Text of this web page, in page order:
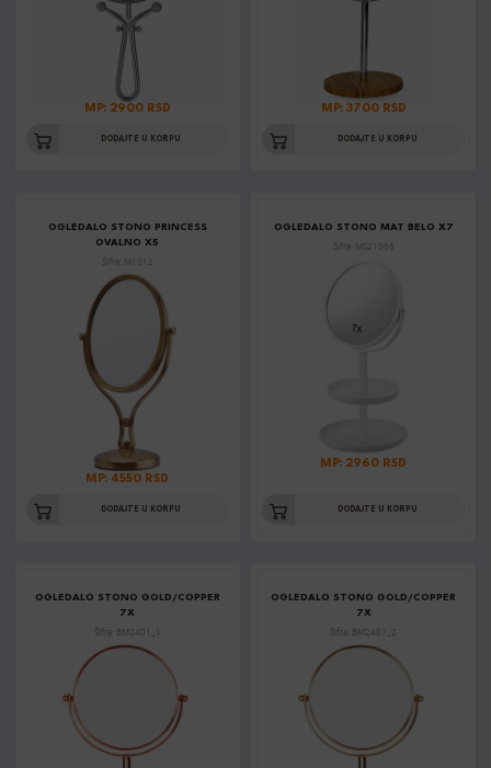
MP: 2900 RSD
DODAJTE U KORPU
MP: 3700 RSD
DODAJTE U KORPU
OGLEDALO STONO PRINCESS
OVALNO X5
Šifra: M1012
MP: 4550 RSD
DODAJTE U KORPU
OGLEDALO STONO MAT BELO X7
Šifra: MS21003
MP: 2960 RSD
DODAJTE U KORPU
OGLEDALO STONO GOLD/COPPER
7X
Šifra: BM2401_1
OGLEDALO STONO GOLD/COPPER
7X
Šifra: BM2401_2